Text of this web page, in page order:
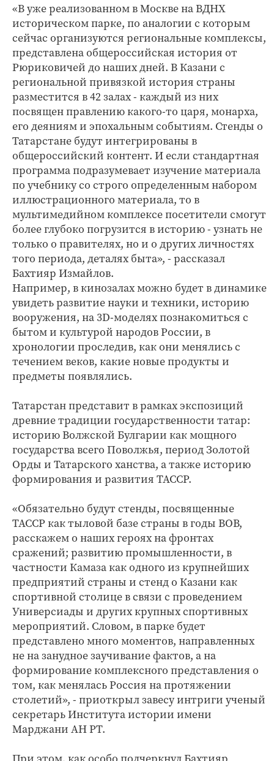
«В уже реализованном в Москве на ВДНХ
историческом парке, по аналогии с которым
сейчас организуются региональные комплексы,
представлена общероссийская история от
Рюриковичей до наших дней. В Казани с
региональной привязкой история страны
разместится в 42 залах - каждый из них
посвящен правлению какого-то царя, монарха,
его деяниям и эпохальным событиям. Стенды о
Татарстане будут интегрированы в
общероссийский контент. И если стандартная
программа подразумевает изучение материала
по учебнику со строго определенным набором
иллюстрационного материала, то в
мультимедийном комплексе посетители смогут
более глубоко погрузится в историю - узнать не
только о правителях, но и о других личностях
того периода, деталях быта», - рассказал
Бахтияр Измайлов.
Например, в кинозалах можно будет в динамике
увидеть развитие науки и техники, историю
вооружения, на 3D-моделях познакомиться с
бытом и культурой народов России, в
хронологии проследив, как они менялись с
течением веков, какие новые продукты и
предметы появлялись.
Татарстан представит в рамках экспозиций
древние традиции государственности татар:
историю Волжской Булгарии как мощного
государства всего Поволжья, период Золотой
Орды и Татарского ханства, а также историю
формирования и развития ТАССР.
«Обязательно будут стенды, посвященные
ТАССР как тыловой базе страны в годы ВОВ,
расскажем о наших героях на фронтах
сражений; развитию промышленности, в
частности Камаза как одного из крупнейших
предприятий страны и стенд о Казани как
спортивной столице в связи с проведением
Универсиады и других крупных спортивных
мероприятий. Словом, в парке будет
представлено много моментов, направленных
не на занудное заучивание фактов, а на
формирование комплексного представления о
том, как менялась Россия на протяжении
столетий», - приоткрыл завесу интриги ученый
секретарь Института истории имени
Марджани АН РТ.